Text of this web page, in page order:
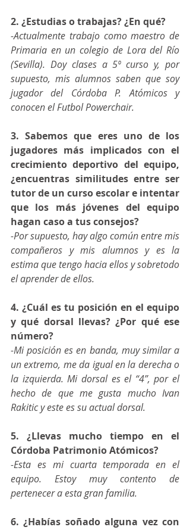
2. ¿Estudias o trabajas? ¿En qué?
-Actualmente trabajo como maestro de
Primaria en un colegio de Lora del Río
(Sevilla). Doy clases a 5º curso y, por
supuesto, mis alumnos saben que soy
jugador del Córdoba P. Atómicos y
conocen el Futbol Powerchair.
3. Sabemos que eres uno de los
jugadores más implicados con el
crecimiento deportivo del equipo,
¿encuentras similitudes entre ser
tutor de un curso escolar e intentar
que los más jóvenes del equipo
hagan caso a tus consejos?
-Por supuesto, hay algo común entre mis
compañeros y mis alumnos y es la
estima que tengo hacia ellos y sobretodo
el aprender de ellos.
4. ¿Cuál es tu posición en el equipo
y qué dorsal llevas? ¿Por qué ese
número?
-Mi posición es en banda, muy similar a
un extremo, me da igual en la derecha o
la izquierda. Mi dorsal es el “4”, por el
hecho de que me gusta mucho Ivan
Rakitic y este es su actual dorsal.
5. ¿Llevas mucho tiempo en el
Córdoba Patrimonio Atómicos?
-Esta es mi cuarta temporada en el
equipo. Estoy muy contento de
pertenecer a esta gran familia.
6. ¿Habías soñado alguna vez con